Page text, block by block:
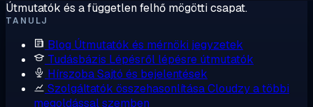
Útmutatók és a független felhő mögötti csapat.
TANULJ
Blog Útmutatók és mérnöki jegyzetek
Tudásbázis Lépésről lépésre útmutatók
HírszobaSajtó és bejelentések
Szolgáltatók összehasonlításaCloudzy a többi
megoldással szemben